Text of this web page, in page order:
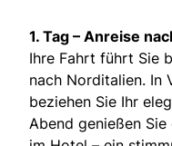
1. Tag – Anreise
Ihre Fahrt führt Sie
nach Norditalien. In
beziehen Sie Ihr
Abend genießen